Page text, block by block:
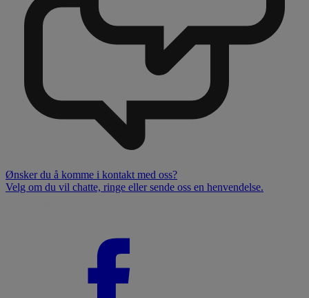
Ønsker du å komme i kontakt med oss?
Velg om du vil chatte, ringe eller sende oss en henvendelse.